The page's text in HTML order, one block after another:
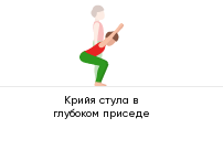
Крийя стула в
глубоком приседе